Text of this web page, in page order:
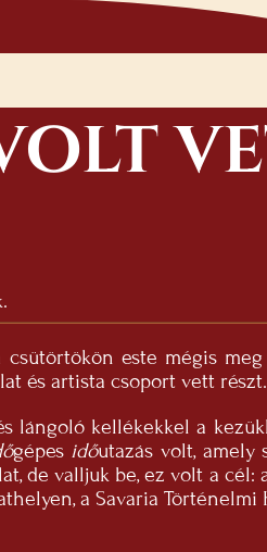
este mégis
és artista csoport vett részt.
lángoló kellékekkel a
gépes időutazás volt, amely
de valljuk be, ez volt a cél:
a Savaria Történelmi